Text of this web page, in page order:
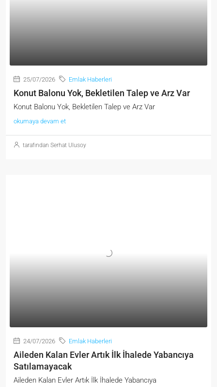
25/07/2026 Emlak Haberleri
Konut Balonu Yok, Bekletilen Talep ve Arz Var
Konut Balonu Yok, Bekletilen Talep ve Arz Var
okumaya devam et
tarafından Serhat Ulusoy
24/07/2026 Emlak Haberleri
Aileden Kalan Evler Artık İlk İhalede Yabancıya
Satılamayacak
Aileden Kalan Evler Artık İlk İhalede Yabancıya